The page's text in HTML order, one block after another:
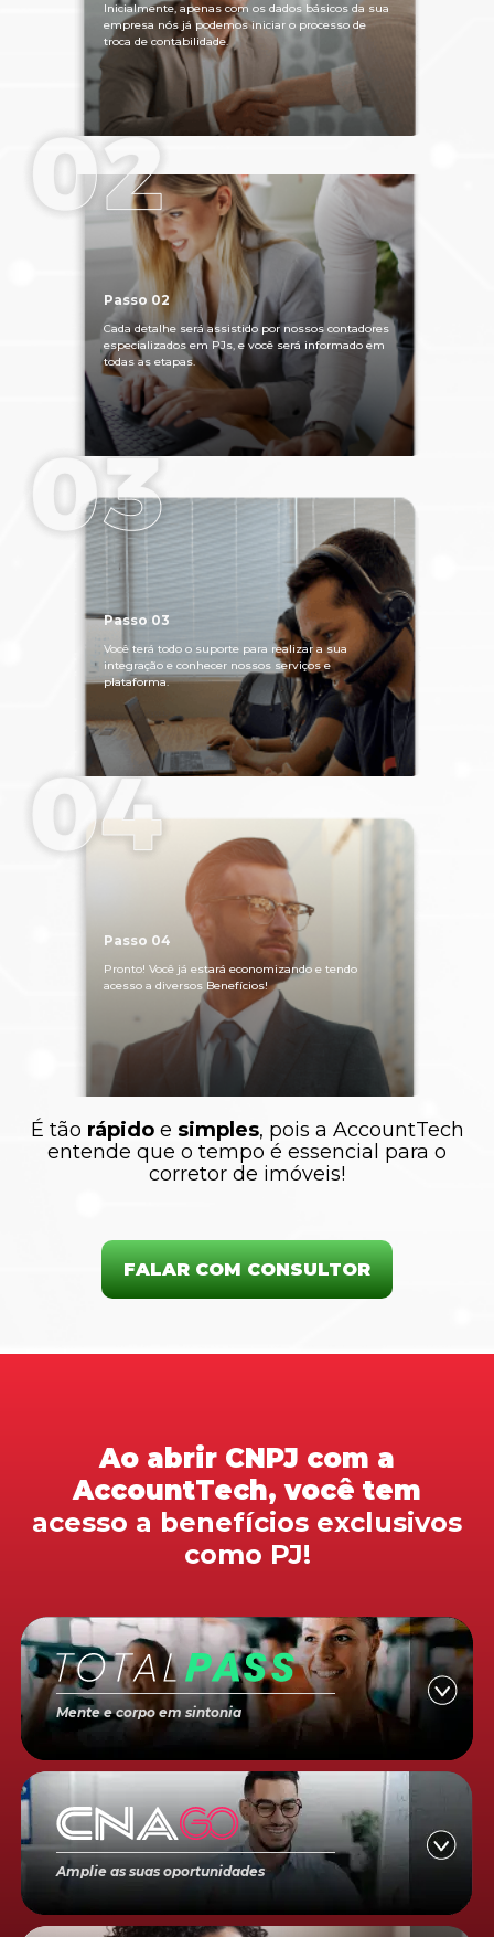
Inicialmente, apenas com os dados básicos da sua
empresa nós já podemos iniciar o processo de
troca de contabilidade.
Passo 02
Cada detalhe será assistido por nossos contadores
especializados em PJs, e você será informado em
todas as etapas.
Passo 03
Você terá todo o suporte para realizar a sua
integração e conhecer nossos serviços e
plataforma.
Passo 04
Pronto! Você já estará economizando e tendo
acesso a diversos Benefícios!
É tão rápidoe simples, pois a AccountTech
entende que o tempo é essencial para o
corretor de imóveis!
FALAR COM CONSULTOR
Ao abrir CNPJ com a
AccountTech, você tem
acesso a benefícios exclusivos
como PJ!
Mente e corpo em sintonia
Amplie as suas oportunidades